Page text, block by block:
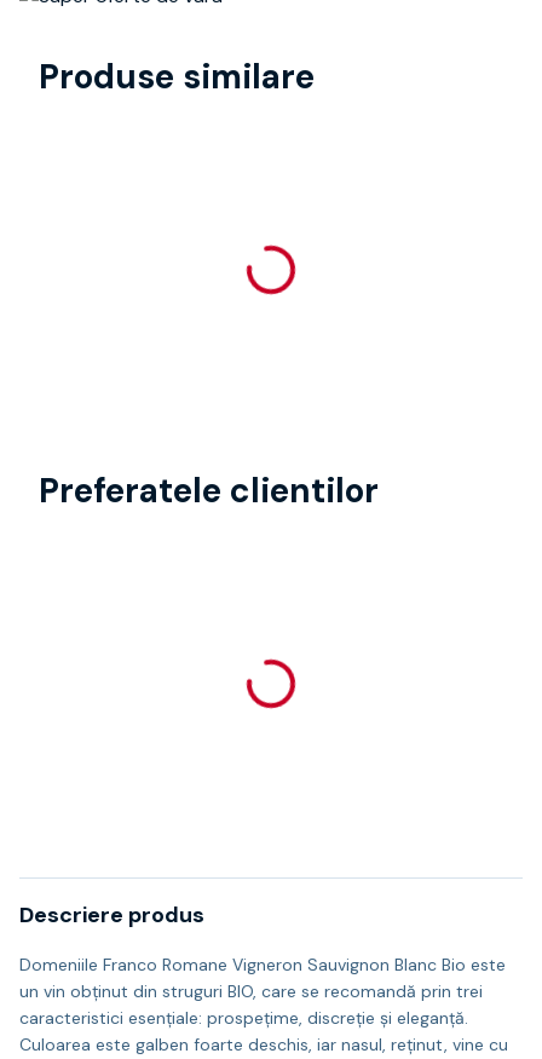
Produse similare
Preferatele clientilor
Descriere produs
Domeniile Franco Romane Vigneron Sauvignon Blanc Bio este
un vin obţinut din struguri BIO, care se recomandă prin trei
caracteristici esenţiale: prospeţime, discreţie şi eleganţă.
Culoarea este galben foarte deschis, iar nasul, reţinut, vine cu